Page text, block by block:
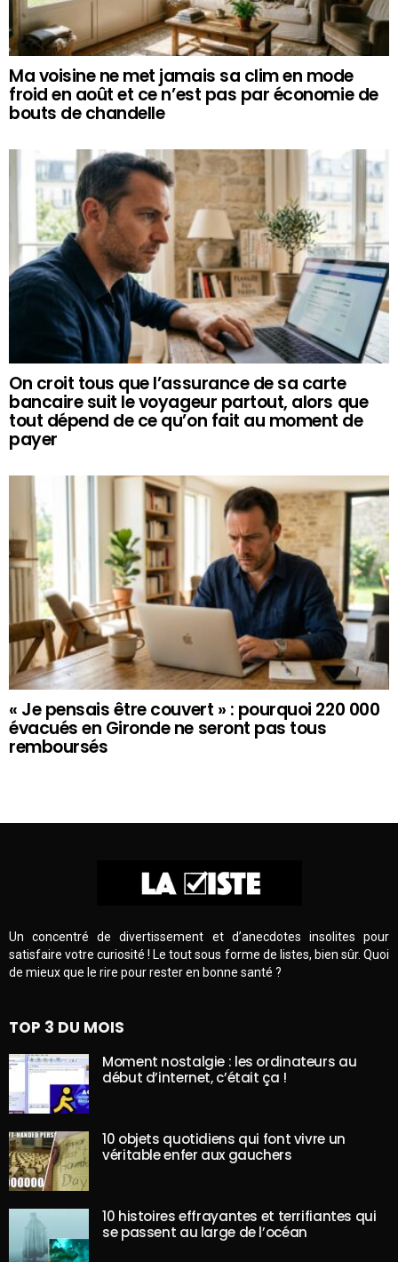
Ma voisine ne met jamais sa clim en mode
froid en août et ce n’est pas par économie de
bouts de chandelle
On croit tous que l’assurance de sa carte
bancaire suit le voyageur partout, alors que
tout dépend de ce qu’on fait au moment de
payer
« Je pensais être couvert » : pourquoi 220 000
évacués en Gironde ne seront pas tous
remboursés
Un concentré de divertissement et d’anecdotes insolites pour
satisfaire votre curiosité ! Le tout sous forme de listes, bien sûr. Quoi
de mieux que le rire pour rester en bonne santé ?
TOP 3 DU MOIS
Moment nostalgie : les ordinateurs au
début d’internet, c’était ça !
10 objets quotidiens qui font vivre un
véritable enfer aux gauchers
10 histoires effrayantes et terrifiantes qui
se passent au large de l’océan